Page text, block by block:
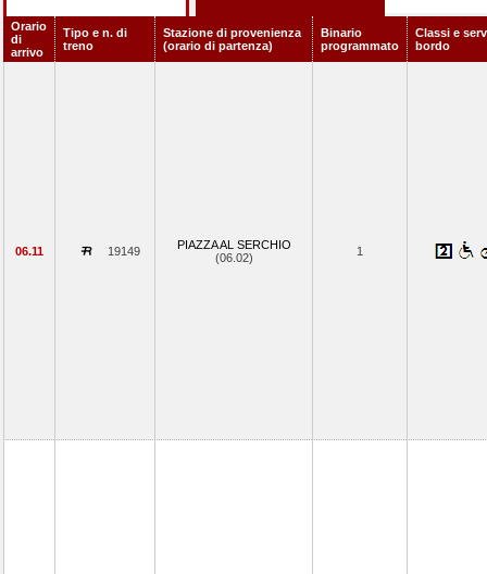
Orario
di
arrivo
Tipo e n. di
treno
Stazione di provenienza
(orario di partenza)
Binario
programmato
Classi e
bordo
06.11 19149
PIAZZA AL SERCHIO
(06.02)
1